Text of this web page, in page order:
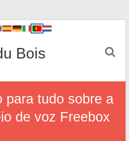
Bois
para tudo sobre a
de voz Freebox